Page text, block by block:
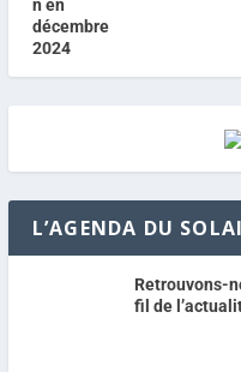
L’AGENDA DU
Retrouvons-
fil de